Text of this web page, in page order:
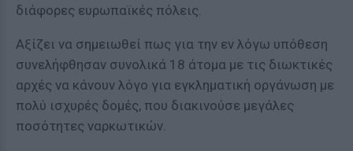
διάφορες ευρωπαϊκές πόλεις.
Αξίζει να σημειωθεί πως για την εν λόγω υπόθεση
συνελήφθησαν συνολικά 18 άτομα με τις διωκτικές
αρχές να κάνουν λόγο για εγκληματική οργάνωση με
πολύ ισχυρές δομές, που διακινούσε μεγάλες
ποσότητες ναρκωτικών.